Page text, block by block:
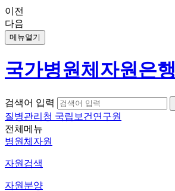
이전
다음
메뉴열기
국가병원체자원은행
검색어 입력
질병관리청 국립보건연구원
전체메뉴
병원체자원
자원검색
자원분양